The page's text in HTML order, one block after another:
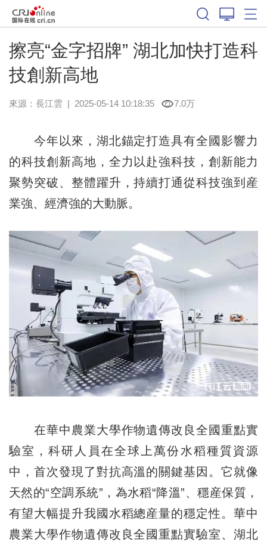
擦亮“金字招牌” 湖北加快打造科
技創新高地
來源： 長江雲 | 2025-05-14 10:18:35 7.0万
今年以來，湖北錨定打造具有全國影響力
的科技創新高地，全力以赴強科技，創新能力
聚勢突破、整體躍升，持續打通從科技強到産
業強、經濟強的大動脈。
在華中農業大學作物遺傳改良全國重點實
驗室，科研人員在全球上萬份水稻種質資源
中，首次發現了對抗高溫的關鍵基因。它就像
天然的“空調系統”，為水稻“降溫”、穩産保質，
有望大幅提升我國水稻總産量的穩定性。華中
農業大學作物遺傳改良全國重點實驗室、湖北